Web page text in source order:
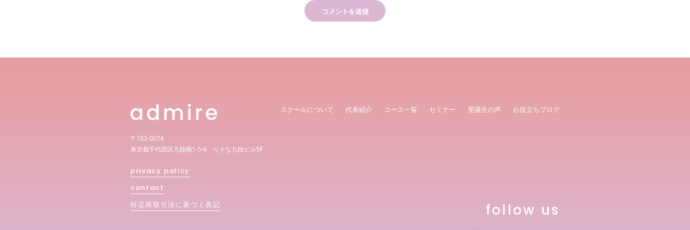
スクールについて 代表紹介 コース一覧 セミナー 受講生の声 お役立ちブログ
〒102-0074
東京都千代田区九段南1-5-6 りそな九段ビル5F
privacy policy
contact
特定商取引法に基づく表記
follow us